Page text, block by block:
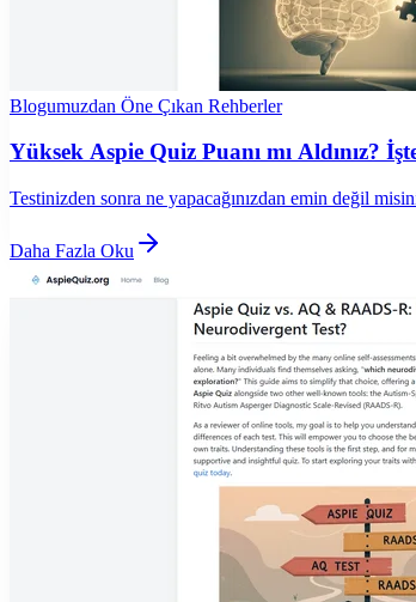
Blogumuzdan Öne Çıkan Rehberler
Yüksek Aspie Quiz Puanı mı Aldınız?
Testinizden sonra ne yapacağınızdan emin değil
Daha Fazla Oku